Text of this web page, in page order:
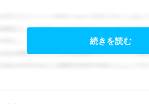
続きを読む